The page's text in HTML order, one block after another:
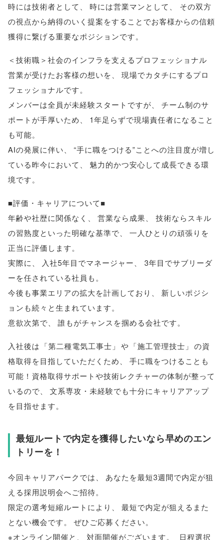
時には技術者として
時には営業マンとして
その双方
の視点から納得のいく提案をすることでお客様からの信頼
獲得に繋げる重要なポジションです。
＜技術職＞社会のインフラを支えるプロフェッショナル
営業が受けたお客様の想いを
現場でカタチにするプロ
フェッショナルです。
メンバーは全員が未経験スタートですが
チーム制のサ
ポートが手厚いため
1年足らずで現場責任者になること
も可能。
AIの発展に伴い
“手に職をつける”ことへの注目度が増し
ている昨今において
魅力的かつ安心して成長できる環
境です。
■評価・キャリアについて■
年齢や社歴に関係なく
営業なら成果
技術ならスキル
の習熟度といった明確な基準で
一人ひとりの頑張りを
正当に評価します。
実際に
入社5年目でマネージャー
3年目でサブリーダ
ーを任されている社員も 。
今後も事業エリアの拡大を計画しており
新しいポジシ
ョンも続々と生まれています。
意欲次第で
誰もがチャンスを掴める会社です。
入社後は 「第二種電気工事士 」 や 「施工管理技士 」 の資
格取得を目指していただくため
手に職をつけることも
可能！資格取得サポートや技術レクチャーの体制が整って
いるので
文系専攻・未経験でも十分にキャリアアップ
を目指せます。
最短ルートで内定を獲得したいなら早めのエン
トリーを！
今回キャリアパークでは
あなたを最短3週間で内定が狙
える採用説明会へご招待。
限定の選考短縮ルートにより
最短で内定が狙えるまた
とない機会です。 ぜひご応募ください。
※オンライン開催と
対面開催がございます。 日程選択